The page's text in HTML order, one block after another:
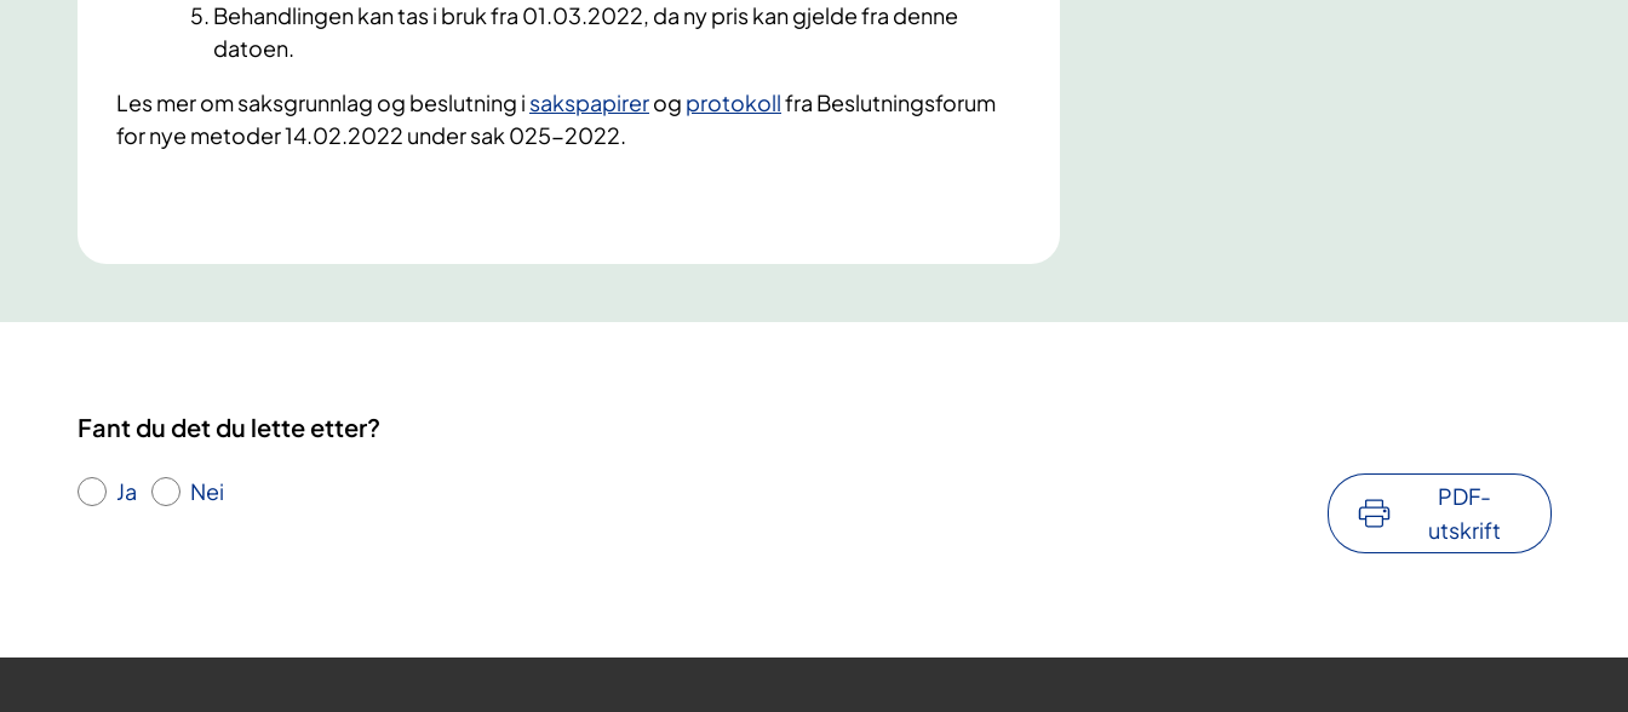
Behandlingen kan tas i bruk fra 01.03.2022, da ny pris kan gjelde fra denne
datoen.
​Les mer om saksgrunnlag og beslutning i sakspapirer​og protokoll​​ fra Beslutningsforum
for nye metoder 14.02.2022 under sak 025-2022.
Fant du det du lette etter?
Ja Nei
PDF-
utskrift